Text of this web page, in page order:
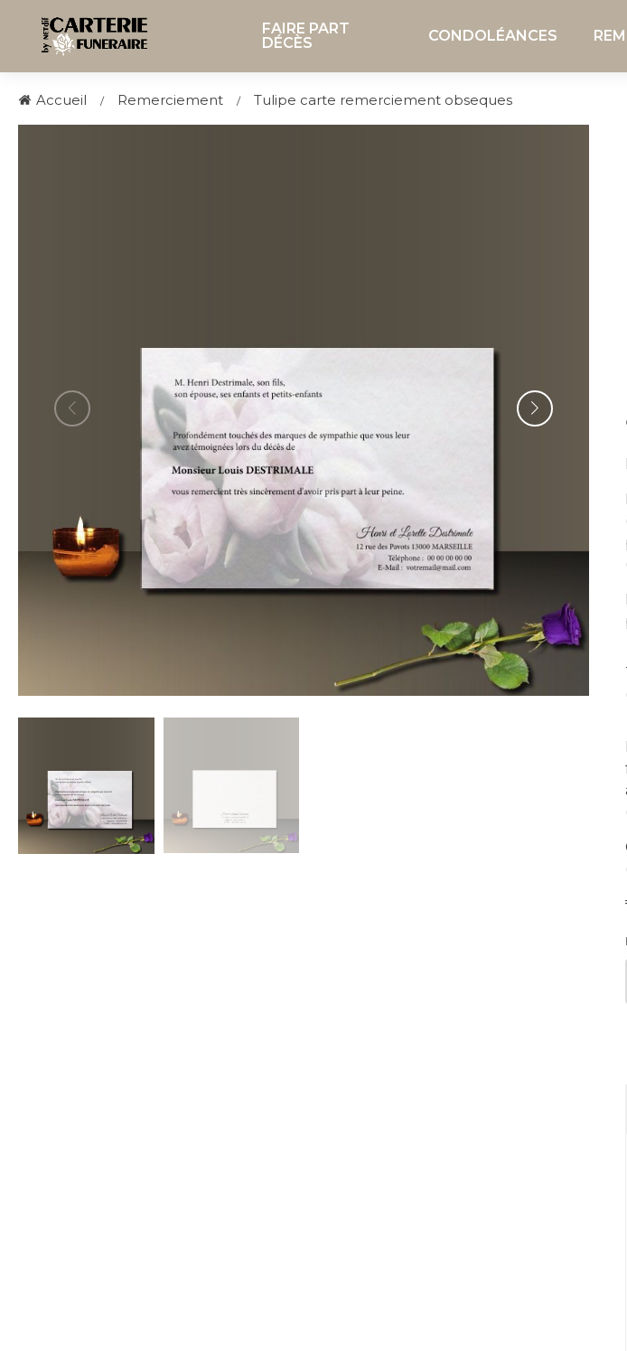
FAIRE PART
DÉCÈS
CONDOLÉANCES
Accueil Remerciement Tulipe carte remerciement obseques